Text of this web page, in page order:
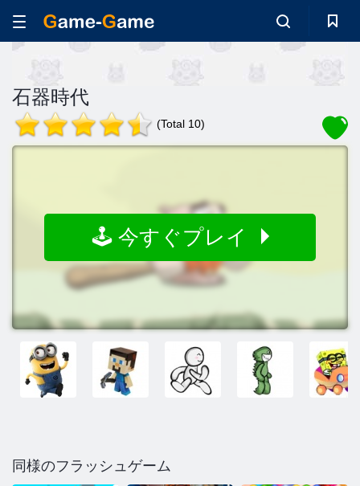
石器時代
(Total 10)
🕹️ 今すぐプレイ
同様のフラッシュゲーム